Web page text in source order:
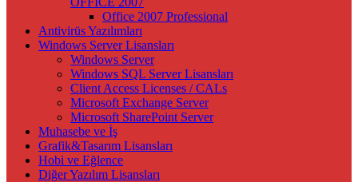
Office 2007 Professional
Antivirüs Yazılımları
Windows Server Lisansları
Windows Server
Windows SQL Server Lisansları
Client Access Licenses / CALs
Microsoft Exchange Server
Microsoft SharePoint Server
Muhasebe ve İş
Grafik&Tasarım Lisansları
Hobi ve Eğlence
Diğer Yazılım Lisansları